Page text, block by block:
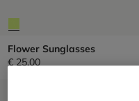
Flower Sunglasses
€ 25,00